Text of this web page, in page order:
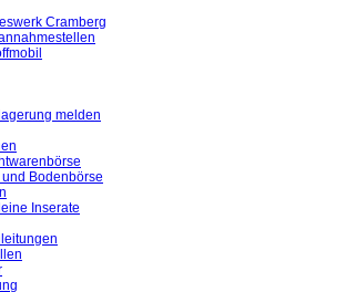
Cramberg
melden
und Bodenbörse
Inserate